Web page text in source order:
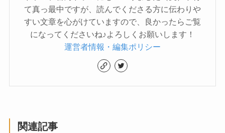
て真っ最中ですが、読んでくださる方に伝わりや
すい文章を心がけていますので、良かったらご覧
になってくださいね♪よろしくお願いします！
運営者情報・編集ポリシー
関連記事